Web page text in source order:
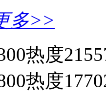
多>>
热度
热度